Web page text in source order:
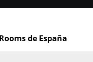
de España